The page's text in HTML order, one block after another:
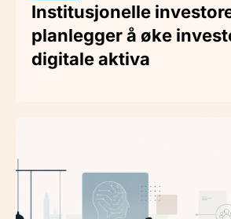
Institusjonelle
planlegger å øke
digitale aktiva